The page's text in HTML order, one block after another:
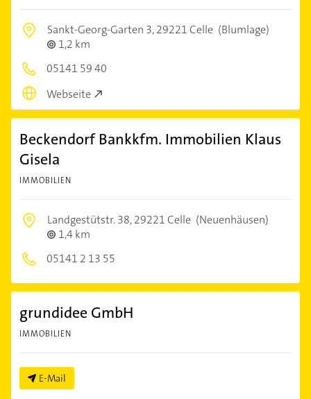
Sankt-Georg-Garten 3,29221 Celle (Blumlage)
1,2 km
05141 59 40
Webseite
Beckendorf Bankkfm. Immobilien Klaus
Gisela
IMMOBILIEN
Landgestütstr. 38,29221 Celle (Neuenhäusen)
1,4 km
05141 2 13 55
grundidee GmbH
IMMOBILIEN
E-Mail